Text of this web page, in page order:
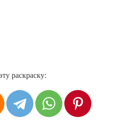
раскраску: